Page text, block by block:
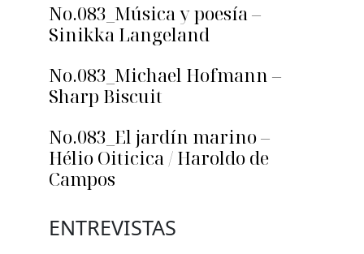
No.083_Música y poesía –
Sinikka Langeland
No.083_Michael Hofmann –
Sharp Biscuit
No.083_El jardín marino –
Hélio Oiticica / Haroldo de
Campos
ENTREVISTAS